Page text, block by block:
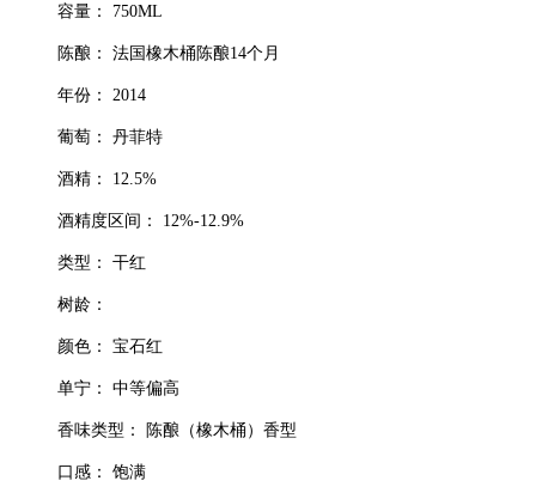
容量： 750ML
陈酿： 法国橡木桶陈酿14个月
年份： 2014
葡萄： 丹菲特
酒精： 12.5%
酒精度区间： 12%-12.9%
类型： 干红
树龄：
颜色： 宝石红
单宁： 中等偏高
香味类型： 陈酿（橡木桶）香型
口感： 饱满